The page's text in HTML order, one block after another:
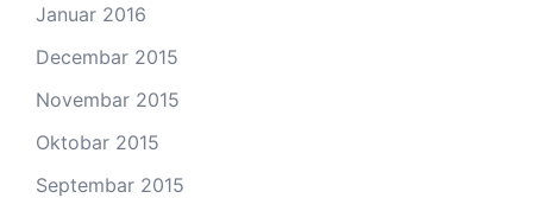
Januar 2016
Decembar 2015
Novembar 2015
Oktobar 2015
Septembar 2015